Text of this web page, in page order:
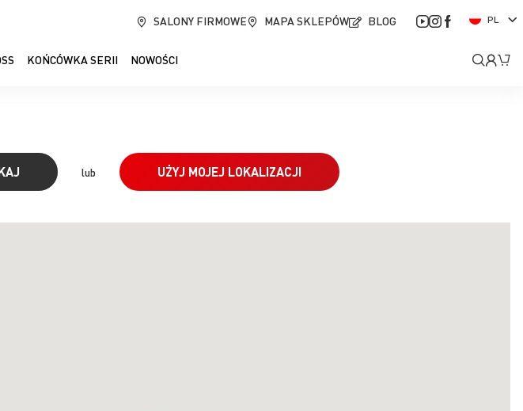
SALONY FIRMOWE MAPA SKLEPÓW BLOG
J
y
PL
KOŃCÓWKA SERII NOWOŚCI
Moje
lub UŻYJ MOJEJ LOKALIZACJI